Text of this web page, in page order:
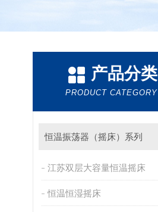
产品分类
PRODUCT CATEGORY
恒温振荡器（摇床）系列
江苏双层大容量恒温摇床
恒温恒湿摇床